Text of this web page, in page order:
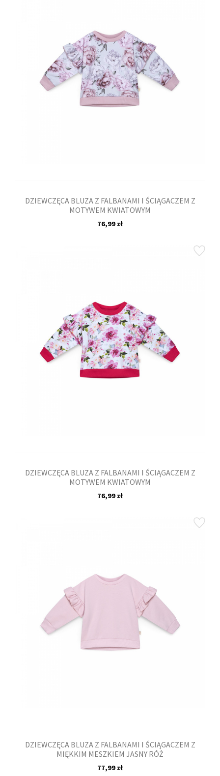
DZIEWCZĘCA BLUZA Z FALBANAMI I ŚCIĄGACZEM Z
MOTYWEM KWIATOWYM
76,99 zł
DZIEWCZĘCA BLUZA Z FALBANAMI I ŚCIĄGACZEM Z
MOTYWEM KWIATOWYM
76,99 zł
DZIEWCZĘCA BLUZA Z FALBANAMI I ŚCIĄGACZEM Z
MIĘKKIM MESZKIEM JASNY RÓŻ
77,99 zł